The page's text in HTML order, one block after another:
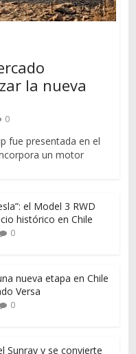
la nueva
0
fue presentada en el
un motor
el Model 3 RWD
histórico en Chile
0
nueva etapa en Chile
Versa
0
Sunray y se convierte